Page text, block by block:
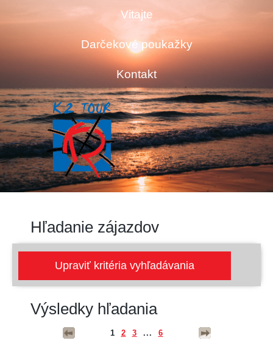
Vitajte
Darčekové poukažky
Kontakt
Hľadanie zájazdov
Výsledky hľadania
1 2 3 ... 6